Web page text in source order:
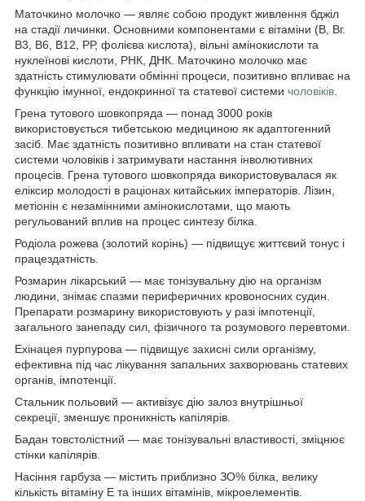
Маточкино молочко — являє собою продукт живлення бджіл
на стадії личинки. Основними компонентами є вітаміни (В, Вг.
В3, В6, В12, РР, фолієва кислота), вільні амінокислоти та
нуклеїнові кислоти, РНК, ДНК. Маточкино молочко має
здатність стимулювати обмінні процеси, позитивно впливає на
функцію імунної, ендокринної та статевої системи чоловіків.
Грена тутового шовкопряда — понад 3000 років
використовується тибетською медициною як адаптогенний
засіб. Має здатність позитивно впливати на стан статевої
системи чоловіків і затримувати настання інволютивних
процесів. Грена тутового шовкопряда використовувалася як
еліксир молодості в раціонах китайських імператорів. Лізин,
метіонін є незамінними амінокислотами, що мають
регульований вплив на процес синтезу білка.
Родіола рожева (золотий корінь) — підвищує життєвий тонус і
працездатність.
Розмарин лікарський — має тонізувальну дію на організм
людини, знімає спазми периферичних кровоносних судин.
Препарати розмарину використовують у разі імпотенції,
загального занепаду сил, фізичного та розумового перевтоми.
Ехінацея пурпурова — підвищує захисні сили організму,
ефективна під час лікування запальних захворювань статевих
органів, імпотенції.
Стальник польовий — активізує дію залоз внутрішньої
секреції, зменшує проникність капілярів.
Бадан товстолістний — має тонізувальні властивості, зміцнює
стінки капілярів.
Насіння гарбуза — містить приблизно ЗО% білка, велику
кількість вітаміну Е та інших вітамінів, мікроелементів.